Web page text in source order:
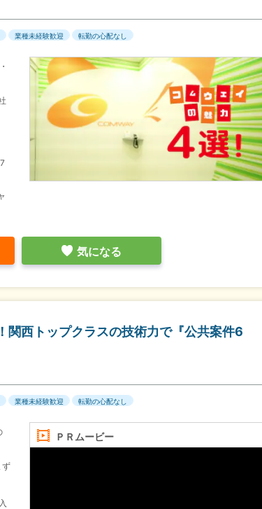
業種未経験歓迎 転勤の心配なし
気になる
関西トップクラスの技術力で『公共案件6
業種未経験歓迎 転勤の心配なし
ＰＲムービー
ず